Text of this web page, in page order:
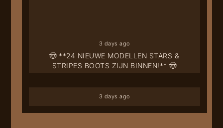
🤠 **24 NIEUWE MODELLEN STARS &
STRIPES BOOTS ZIJN BINNEN!** 🤠
3 days ago
3 days ago